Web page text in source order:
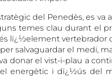
del Penedès, es va
temes clau durant el
lï¿½element vertebrador
salvaguardar el medi,
donar el vist-i-plau a
energètic i dï¿½ús del